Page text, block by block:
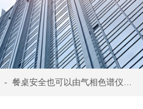
- 餐桌安全也可以由气相色谱仪来守护